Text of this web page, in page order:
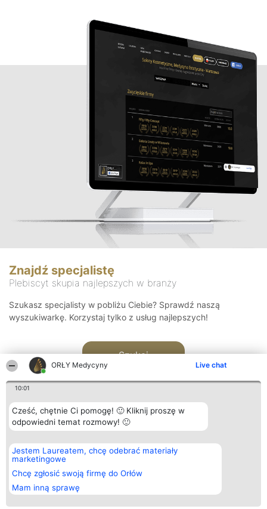
ORŁY Medycyny Live chat
10:01
Cześć, chętnie Ci pomogę! 🙂 Kliknij proszę w
odpowiedni temat rozmowy! 🙂
Jestem Laureatem, chcę odebrać materiały
marketingowe
Chcę zgłosić swoją firmę do Orłów
Mam inną sprawę
Znajdź specjalistę
Plebiscyt skupia najlepszych w branży
Szukasz specjalisty w pobliżu Ciebie? Sprawdź naszą
wyszukiwarkę. Korzystaj tylko z usług najlepszych!
Szukaj
Organizator plebiscytu
Bright Side Solutions sp. z o.
o. sp. k.
ul. Ruska 22
Wrocław 50-079
KRS 0000749100 | Regon
381313360 | NIP 8943132676
Plebiscyt
Laureaci
wszystkich
Laureatów
Regulamin
Kontakt
Kontakt